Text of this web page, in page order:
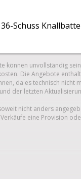
Schuss
können unvollständig
Die Angebote
da es technisch
der letzten
nicht anders
eine Provision